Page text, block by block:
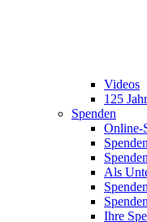
Videos
125
Spenden
Online-
Als
Ihre